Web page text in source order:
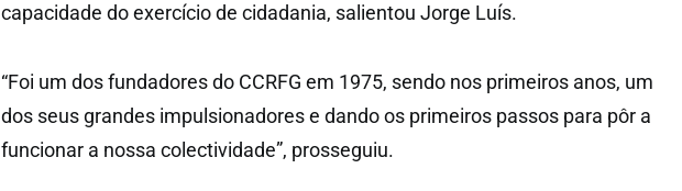
capacidade do exercício de cidadania, salientou Jorge Luís.
“Foi um dos fundadores do CCRFG em 1975, sendo nos primeiros anos, um
dos seus grandes impulsionadores e dando os primeiros passos para pôr a
funcionar a nossa colectividade”, prosseguiu.